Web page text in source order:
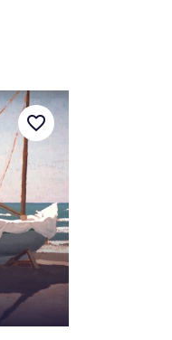
favorite_border